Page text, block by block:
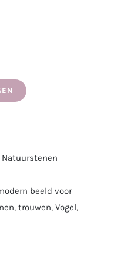
Natuurstenen
beeld voor
, trouwen, Vogel,